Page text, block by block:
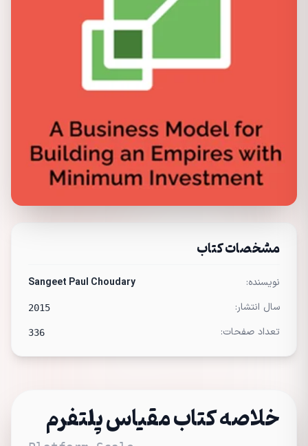
مشخصات کتاب
نویسنده:
Sangeet Paul Choudary
سال انتشار:
2015
تعداد صفحات: 336
خلاصه کتاب مقیاس پلتفرم